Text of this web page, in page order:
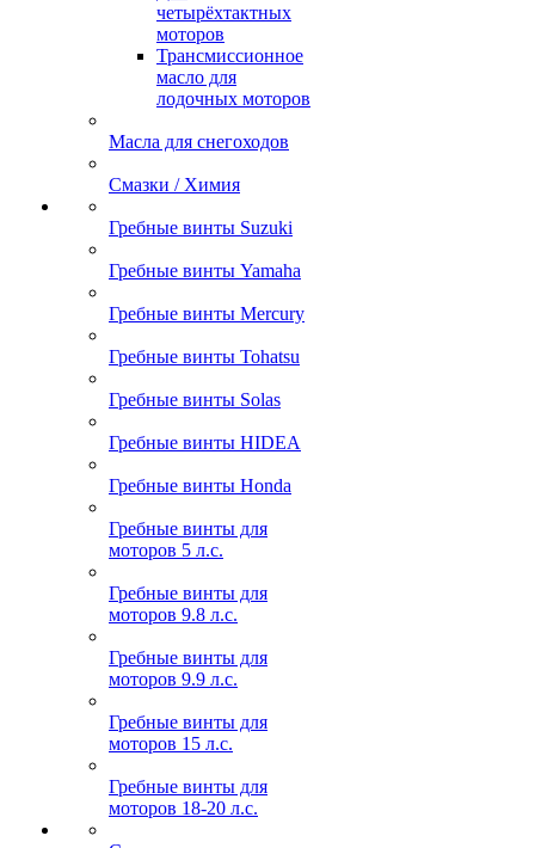
четырёхтактных
моторов
Трансмиссионное
масло для
лодочных моторов
Масла для снегоходов
Смазки / Химия
Гребные винты Suzuki
Гребные винты Yamaha
Гребные винты Mercury
Гребные винты Tohatsu
Гребные винты Solas
Гребные винты HIDEA
Гребные винты Honda
Гребные винты для
моторов 5 л.с.
Гребные винты для
моторов 9.8 л.с.
Гребные винты для
моторов 9.9 л.с.
Гребные винты для
моторов 15 л.с.
Гребные винты для
моторов 18-20 л.с.